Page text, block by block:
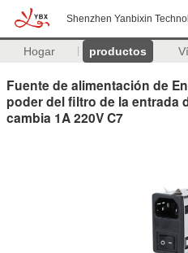
Shenzhen Yanbixin
Hogar productos
Fuente de alimentación de
poder del filtro de la entrada
cambia 1A 220V C7